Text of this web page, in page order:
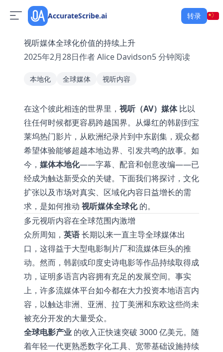
AccurateScribe.ai 转录
视听媒体全球化价值的持续上升
2025年2月28日作者Alice Davidson5分钟阅读
本地化 全球媒体 视听内容
在这个彼此相连的世界里， 视听（AV）媒体比以
往任何时候都更容易跨越国界。从爆红的韩剧到宝
莱坞热门影片，从欧洲纪录片到中东剧集，观众都
希望体验能够超越本地边界、引发共鸣的故事。如
今， 媒体本地化——字幕、配音和创意改编——已
经成为触达新受众的关键。下面我们将探讨，文化
扩张以及市场对真实、区域化内容日益增长的需
求，是如何推动 视听媒体全球化的。
多元视听内容在全球范围内激增
众所周知， 英语长期以来一直主导全球媒体出
口，这得益于大型电影制片厂和流媒体巨头的推
动。然而，韩剧或印度史诗电影等作品持续取得成
功，证明多语言内容拥有充足的发展空间。事实
上，许多流媒体平台如今都在大力投资本地语言内
容，以触达非洲、亚洲、拉丁美洲和东欧这些尚未
被充分开发的大量受众。
全球电影产业 的收入正快速突破 3000 亿美元。随
着年轻一代更熟悉数字化工具、宽带基础设施持续